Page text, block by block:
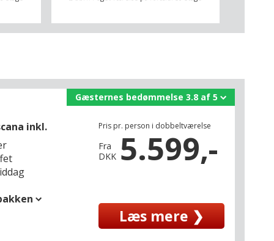
inkl.
Pris pr. person i dobbeltværelse
Fra
DKK 5.599,-
Læs mere ❯
Gæsternes bedømmelse 3.8 af 5